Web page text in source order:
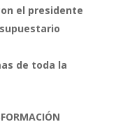
el presidente
de toda la